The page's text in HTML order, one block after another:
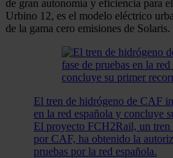
de gran autonomía y eficiencia para
Urbino 12, es el modelo eléctrico
de la gama cero emisiones de Solaris.
El tren de hidrógeno de CAF
en la red española y concluye
El proyecto FCH2Rail, un tren
por CAF, ha obtenido la
pruebas por la red española.